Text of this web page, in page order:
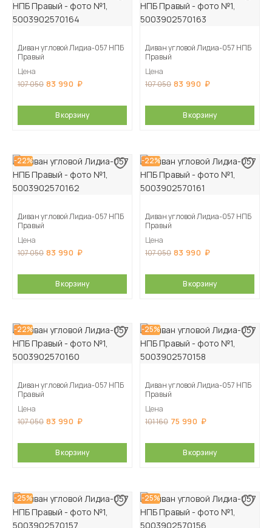
Диван угловой Лидиа-057 НПБ
Правый
Цена
107 050 83 990
В корзину
Диван угловой Лидиа-057 НПБ
Правый
Цена
107 050 83 990
В корзину
-22%
Диван угловой Лидиа-057 НПБ
Правый
Цена
107 050 83 990
В корзину
-22%
Диван угловой Лидиа-057 НПБ
Правый
Цена
107 050 83 990
В корзину
-22%
Диван угловой Лидиа-057 НПБ
Правый
Цена
107 050 83 990
В корзину
-25%
Диван угловой Лидиа-057 НПБ
Правый
Цена
101 160 75 990
В корзину
-25% -25%